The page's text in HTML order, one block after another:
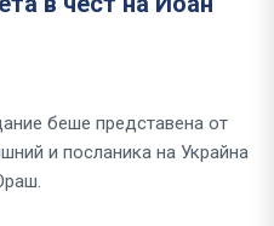
беше представена от
и посланика на Украйна